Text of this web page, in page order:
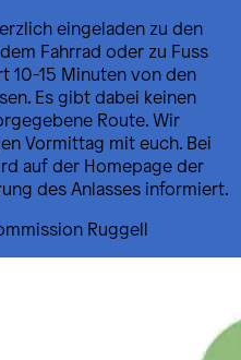
eingeladen zu den
Fahrrad oder zu Fuss
10-15 Minuten von den
Es gibt dabei keinen
Route. Wir
Vormittag mit euch. Bei
auf der Homepage der
des Anlasses informiert.
Ruggell